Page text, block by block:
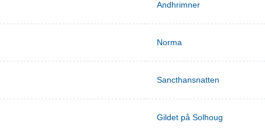
Andhrimner
Norma
Sancthansnatten
Gildet på Solhoug